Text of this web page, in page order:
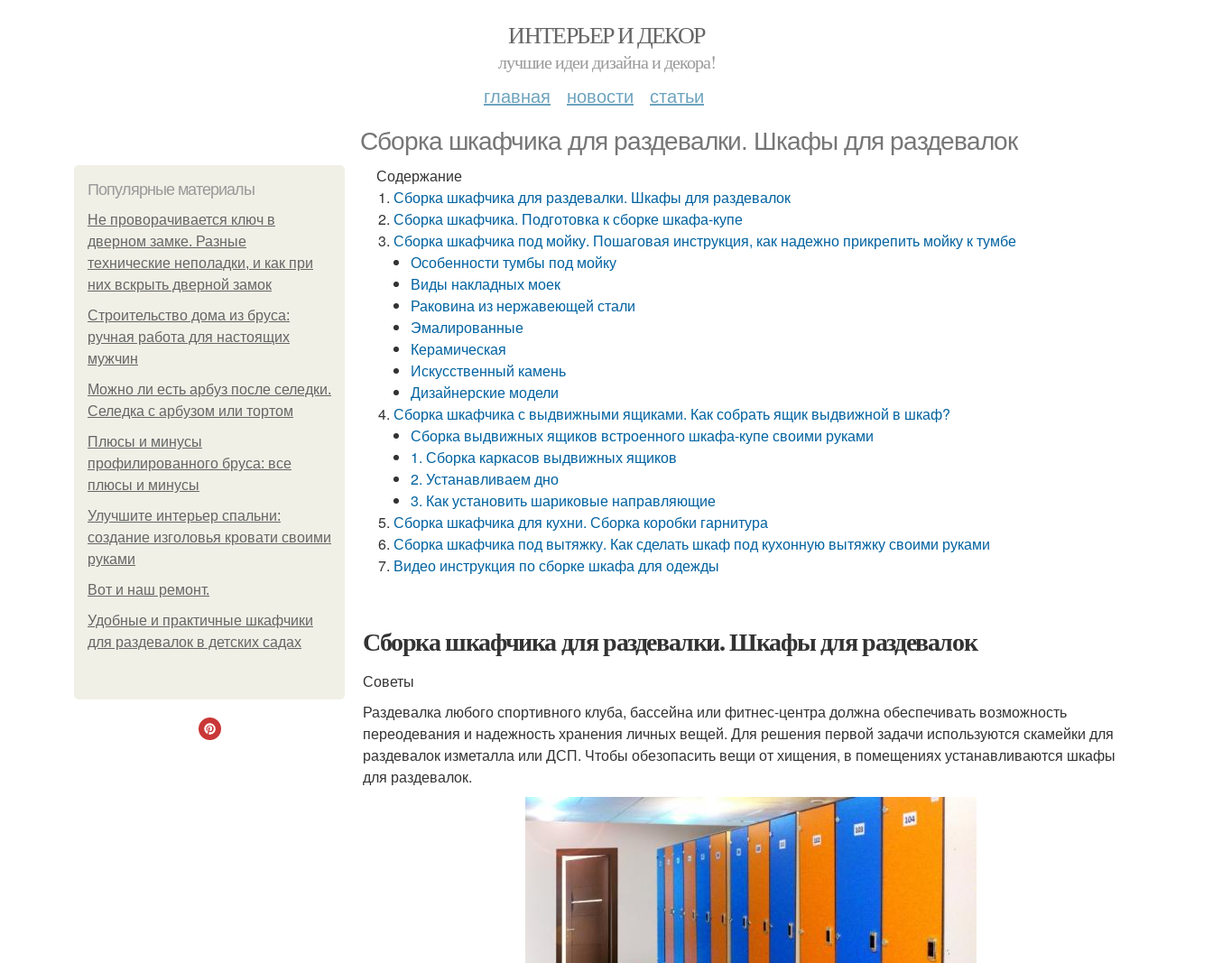
ИНТЕРЬЕР И ДЕКОР
лучшие идеи дизайна и декора!
главная новости статьи
Сборка шкафчика для раздевалки. Шкафы для раздевалок
Популярные материалы
Не проворачивается ключ в
дверном замке. Разные
технические неполадки, и как при
них вскрыть дверной замок
Строительство дома из бруса:
ручная работа для настоящих
мужчин
Можно ли есть арбуз после селедки.
Селедка с арбузом или тортом
Плюсы и минусы
профилированного бруса: все
плюсы и минусы
Улучшите интерьер спальни:
создание изголовья кровати своими
руками
Boт и наш ремoнт.
Удобные и практичные шкафчики
для раздевалок в детских садах
Содержание
Сборка шкафчика для раздевалки. Шкафы для раздевалок
Сборка шкафчика. Подготовка к сборке шкафа-купе
Сборка шкафчика под мойку. Пошаговая инструкция, как надежно прикрепить мойку к тумбе
Особенности тумбы под мойку
Виды накладных моек
Раковина из нержавеющей стали
Эмалированные
Керамическая
Искусственный камень
Дизайнерские модели
Сборка шкафчика с выдвижными ящиками. Как собрать ящик выдвижной в шкаф?
Сборка выдвижных ящиков встроенного шкафа-купе своими руками
1. Сборка каркасов выдвижных ящиков
2. Устанавливаем дно
3. Как установить шариковые направляющие
Сборка шкафчика для кухни. Сборка коробки гарнитура
Сборка шкафчика под вытяжку. Как сделать шкаф под кухонную вытяжку своими руками
Видео инструкция по сборке шкафа для одежды
Сборка шкафчика для раздевалки. Шкафы для раздевалок
Советы
Раздевалка любого спортивного клуба, бассейна или фитнес-центра должна обеспечивать возможность
переодевания и надежность хранения личных вещей. Для решения первой задачи используются скамейки для
раздевалок изметалла или ДСП. Чтобы обезопасить вещи от хищения, в помещениях устанавливаются шкафы
для раздевалок.